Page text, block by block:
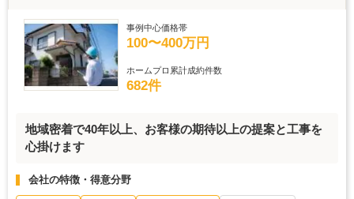
事例中心価格帯
100〜400万円
ホームプロ累計成約件数
682件
地域密着で40年以上、お客様の期待以上の提案と工事を
心掛けます
会社の特徴・得意分野